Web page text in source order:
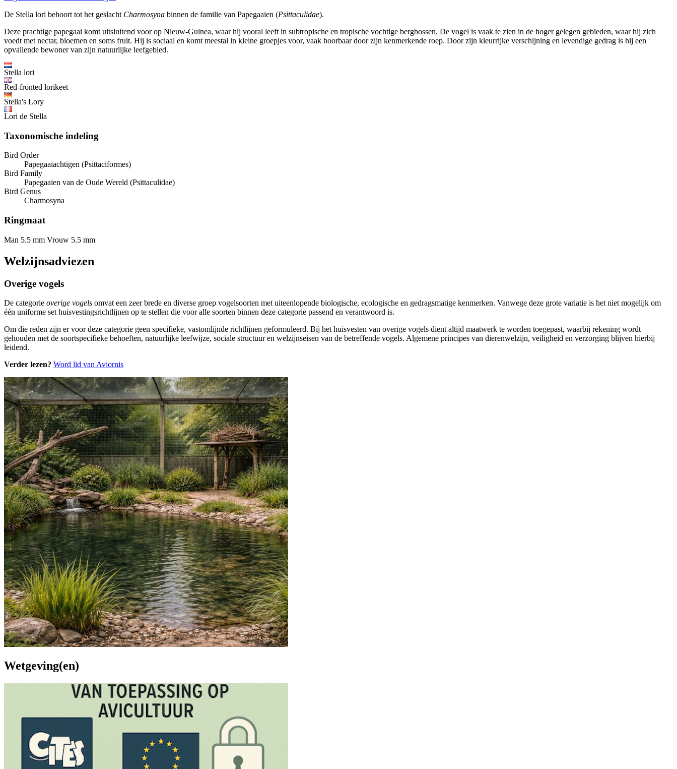
De Stella lori behoort tot het geslacht Charmosyna binnen de familie van Papegaaien (Psittaculidae).
Deze prachtige papegaai komt uitsluitend voor op Nieuw-Guinea, waar hij vooral leeft in subtropische en tropische vochtige bergbossen. De vogel is vaak te zien in de hoger gelegen gebieden, waar hij zich
voedt met nectar, bloemen en soms fruit. Hij is sociaal en komt meestal in kleine groepjes voor, vaak hoorbaar door zijn kenmerkende roep. Door zijn kleurrijke verschijning en levendige gedrag is hij een
opvallende bewoner van zijn natuurlijke leefgebied.
Stella lori
Red-fronted lorikeet
Stella's Lory
Lori de Stella
Taxonomische indeling
Bird Order
Papegaaiachtigen (Psittaciformes)
Bird Family
Papegaaien van de Oude Wereld (Psittaculidae)
Bird Genus
Charmosyna
Ringmaat
Man 5.5 mm Vrouw 5.5 mm
Welzijnsadviezen
Overige vogels
De categorie overige vogels omvat een zeer brede en diverse groep vogelsoorten met uiteenlopende biologische, ecologische en gedragsmatige kenmerken. Vanwege deze grote variatie is het niet mogelijk om
één uniforme set huisvestingsrichtlijnen op te stellen die voor alle soorten binnen deze categorie passend en verantwoord is.
Om die reden zijn er voor deze categorie geen specifieke, vastomlijnde richtlijnen geformuleerd. Bij het huisvesten van overige vogels dient altijd maatwerk te worden toegepast, waarbij rekening wordt
gehouden met de soortspecifieke behoeften, natuurlijke leefwijze, sociale structuur en welzijnseisen van de betreffende vogels. Algemene principes van dierenwelzijn, veiligheid en verzorging blijven hierbij
leidend.
Verder lezen? Word lid van Aviornis
Wetgeving(en)